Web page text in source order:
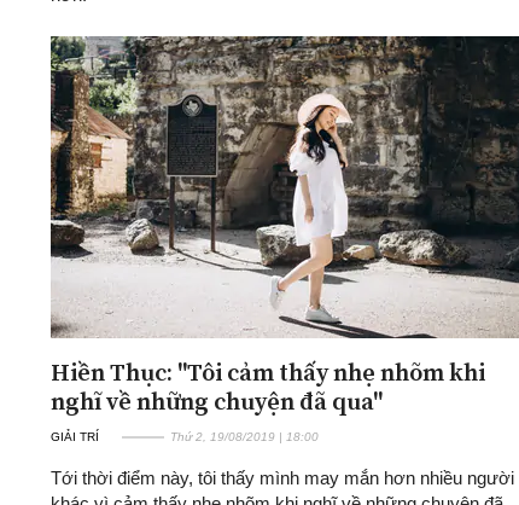
Hiền Thục: "Tôi cảm thấy nhẹ nhõm khi
nghĩ về những chuyện đã qua"
GIẢI TRÍ Thứ 2, 19/08/2019 | 18:00
Tới thời điểm này, tôi thấy mình may mắn hơn nhiều người